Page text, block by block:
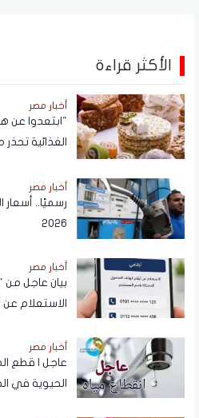
الأكثر قراءة
أخبار مصر
"ابتعدوا عن
الغذائية
أخبار مصر
2026
أخبار مصر
بيان عاجل من
الاستعلام
NTRA
أخبار مصر
عاجل | قطع
الحيوية في